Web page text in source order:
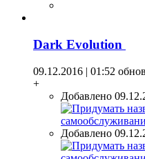
Dark Evolution
09.12.2016 | 01:52
+
Добавлено
Добавлено